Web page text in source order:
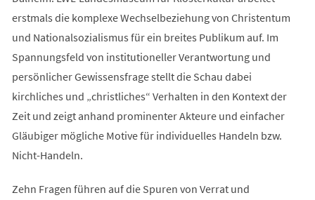
erstmals die komplexe Wechselbeziehung von Christentum
und Nationalsozialismus für ein breites Publikum auf. Im
Spannungsfeld von institutioneller Verantwortung und
persönlicher Gewissensfrage stellt die Schau dabei
kirchliches und „christliches“ Verhalten in den Kontext der
Zeit und zeigt anhand prominenter Akteure und einfacher
Gläubiger mögliche Motive für individuelles Handeln bzw.
Nicht-Handeln.
Zehn Fragen führen auf die Spuren von Verrat und